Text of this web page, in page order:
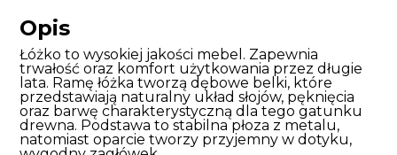
Opis
Łóżko to wysokiej jakości mebel. Zapewnia
trwałość oraz komfort użytkowania przez długie
lata. Ramę łóżka tworzą dębowe belki, które
przedstawiają naturalny układ słojów, pęknięcia
oraz barwę charakterystyczną dla tego gatunku
drewna. Podstawa to stabilna płoza z metalu,
natomiast oparcie tworzy przyjemny w dotyku,